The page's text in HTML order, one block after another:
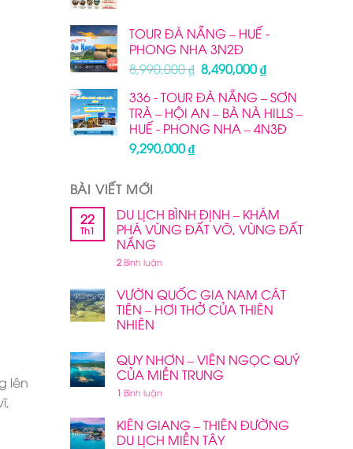
lên
TOUR ĐÀ NẴNG – HUẾ -
PHONG NHA 3N2Đ
8,990,000₫ Giá
là:
8,990,000 ₫.
8,490,000₫Giá
tại
là:
8,490,000 ₫.
336 - TOUR ĐÀ NẴNG – SƠN
TRÀ – HỘI AN – BÀ NÀ HILLS –
HUẾ - PHONG NHA – 4N3Đ
9,290,000₫
BÀI VIẾT MỚI
22
Th1
DU LỊCH BÌNH ĐỊNH – KHÁM
PHÁ VÙNG ĐẤT VÕ, VÙNG ĐẤT
NẮNG
2Bình luận
VƯỜN QUỐC GIA NAM CÁT
TIÊN – HƠI THỞ CỦA THIÊN
NHIÊN
QUY NHƠN – VIÊN NGỌC QUÝ
CỦA MIỀN TRUNG
1 Bình luận
KIÊN GIANG – THIÊN ĐƯỜNG
DU LỊCH MIỀN TÂY